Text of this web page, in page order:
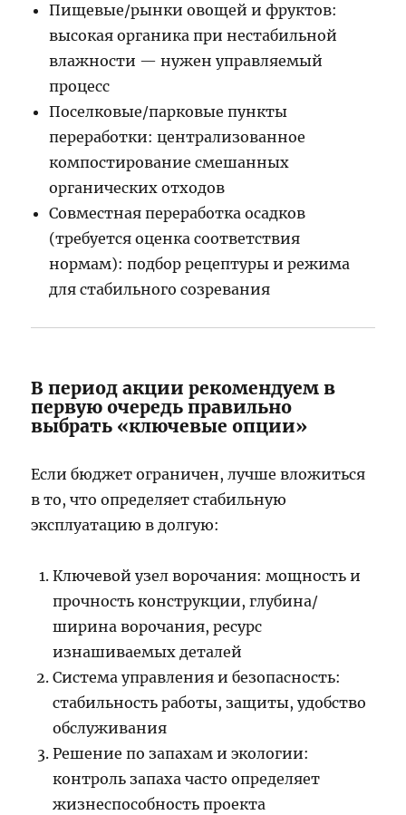
Пищевые/рынки овощей и фруктов:
высокая органика при нестабильной
влажности — нужен управляемый
процесс
Поселковые/парковые пункты
переработки: централизованное
компостирование смешанных
органических отходов
Совместная переработка осадков
(требуется оценка соответствия
нормам): подбор рецептуры и режима
для стабильного созревания
В период акции рекомендуем в
первую очередь правильно
выбрать «ключевые опции»
Если бюджет ограничен, лучше вложиться
в то, что определяет стабильную
эксплуатацию в долгую:
Ключевой узел ворочания: мощность и
прочность конструкции, глубина/
ширина ворочания, ресурс
изнашиваемых деталей
Система управления и безопасность:
стабильность работы, защиты, удобство
обслуживания
Решение по запахам и экологии:
контроль запаха часто определяет
жизнеспособность проекта